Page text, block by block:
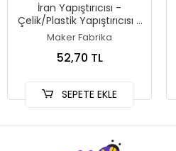
İran Yapıştırıcısı -
Çelik/Plastik Yapıştırıcısı -
İkiz Tüp
Maker Fabrika
52,70 TL
SEPETE EKLE